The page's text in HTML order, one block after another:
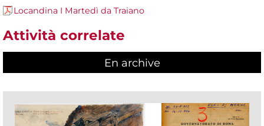
Locandina I Martedì da Traiano
Attività correlate
En archive